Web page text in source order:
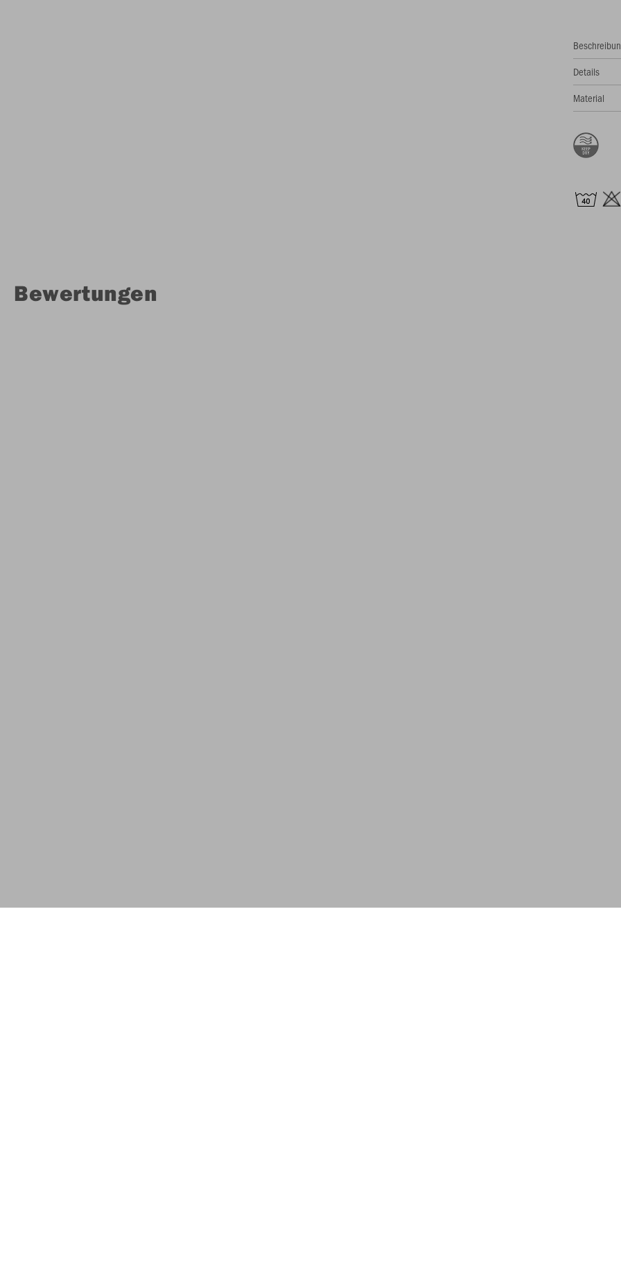
Details
Material
Bewertungen